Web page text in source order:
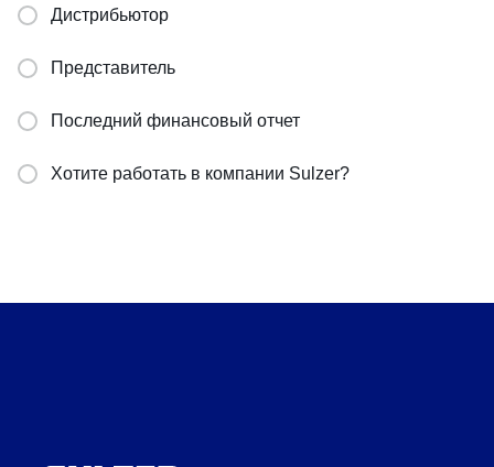
Дистрибьютор
Представитель
Последний финансовый отчет
Хотите работать в компании Sulzer?